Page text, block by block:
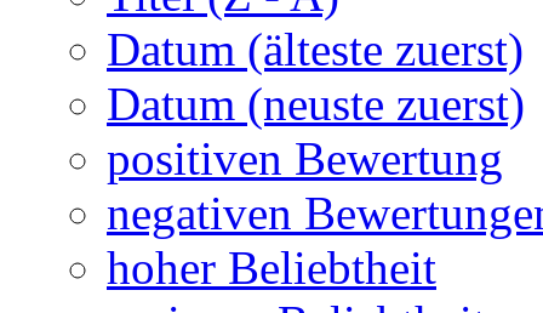
Datum (älteste zuerst)
Datum (neuste zuerst)
positiven Bewertung
negativen
hoher Beliebtheit